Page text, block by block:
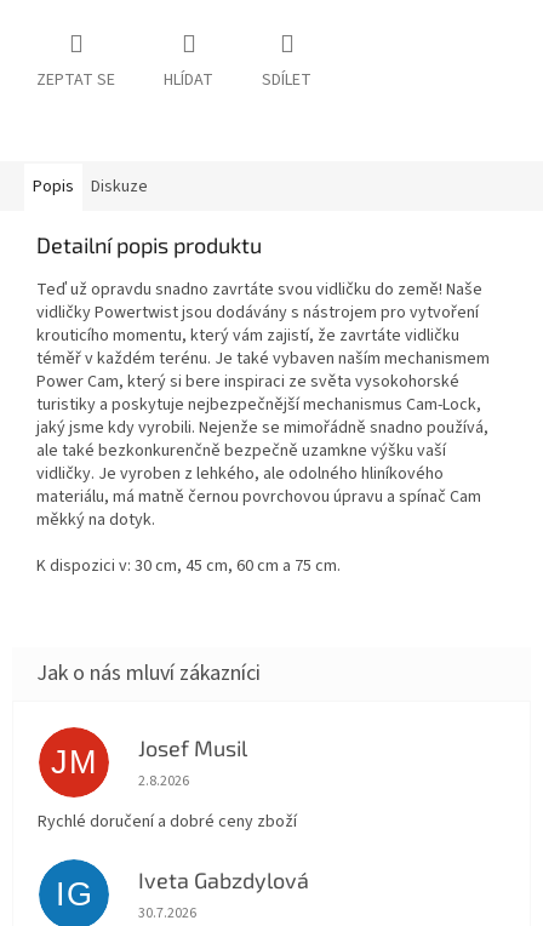
ZEPTAT SE HLÍDAT SDÍLET
Popis Diskuze
Detailní popis produktu
Teď už opravdu snadno zavrtáte svou vidličku do země! Naše
vidličky Powertwist jsou dodávány s nástrojem pro vytvoření
krouticího momentu, který vám zajistí, že zavrtáte vidličku
téměř v každém terénu. Je také vybaven naším mechanismem
Power Cam, který si bere inspiraci ze světa vysokohorské
turistiky a poskytuje nejbezpečnější mechanismus Cam-Lock,
jaký jsme kdy vyrobili. Nejenže se mimořádně snadno používá,
ale také bezkonkurenčně bezpečně uzamkne výšku vaší
vidličky. Je vyroben z lehkého, ale odolného hliníkového
materiálu, má matně černou povrchovou úpravu a spínač Cam
měkký na dotyk.
K dispozici v: 30 cm, 45 cm, 60 cm a 75 cm.
JM Josef Musil
Hodnocení obchodu je 5 z 5 hvězdiček.
2.8.2026
Rychlé doručení a dobré ceny zboží
IG Iveta Gabzdylová
Hodnocení obchodu je 5 z 5 hvězdiček.
30.7.2026